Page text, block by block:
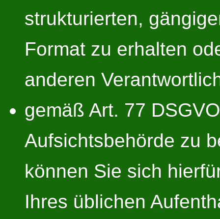
strukturierten,
Format zu erhalten
anderen
gemäß Art. 77
Aufsichtsbehörde zu
können Sie sich
Ihres üblichen